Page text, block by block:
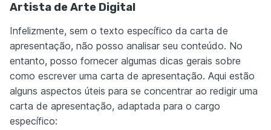
Artista de Arte Digital
Infelizmente, sem o texto específico da carta de
apresentação, não posso analisar seu conteúdo. No
entanto, posso fornecer algumas dicas gerais sobre
como escrever uma carta de apresentação. Aqui estão
alguns aspectos úteis para se concentrar ao redigir uma
carta de apresentação, adaptada para o cargo
específico: